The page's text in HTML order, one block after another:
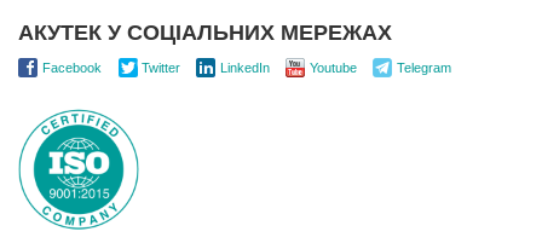
АКУТЕК У СОЦІАЛЬНИХ МЕРЕЖАХ
Facebook Twitter LinkedIn Youtube Telegram